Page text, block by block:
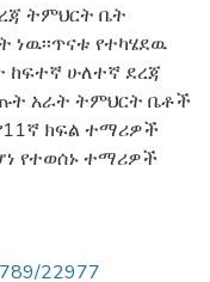
ትምህርት ቤት
የተካሄደዉ
ከፍተኛ ሁለተኛ ደረጃ
አራት ትምህርት ቤቶች
ክፍል ተማሪዎች
የተወሰኑ ተማሪዎች
22977